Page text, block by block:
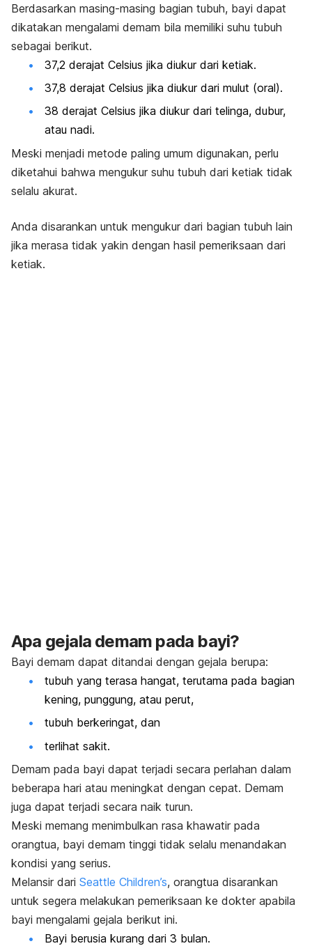
Berdasarkan masing-masing bagian tubuh, bayi dapat
dikatakan mengalami demam bila memiliki suhu tubuh
sebagai berikut.
37,2 derajat Celsius jika diukur dari ketiak.
37,8 derajat Celsius jika diukur dari mulut (oral).
38 derajat Celsius jika diukur dari telinga, dubur,
atau nadi.
Meski menjadi metode paling umum digunakan, perlu
diketahui bahwa mengukur suhu tubuh dari ketiak tidak
selalu akurat.
Anda disarankan untuk mengukur dari bagian tubuh lain
jika merasa tidak yakin dengan hasil pemeriksaan dari
ketiak.
Apa gejala demam pada bayi?
Bayi demam dapat ditandai dengan gejala berupa:
tubuh yang terasa hangat, terutama pada bagian
kening, punggung, atau perut,
tubuh berkeringat, dan
terlihat sakit.
Demam pada bayi dapat terjadi secara perlahan dalam
beberapa hari atau meningkat dengan cepat. Demam
juga dapat terjadi secara naik turun.
Meski memang menimbulkan rasa khawatir pada
orangtua, bayi demam tinggi tidak selalu menandakan
kondisi yang serius.
Melansir dari Seattle Children’s, orangtua disarankan
untuk segera melakukan pemeriksaan ke dokter apabila
bayi mengalami gejala berikut ini.
Bayi berusia kurang dari 3 bulan.